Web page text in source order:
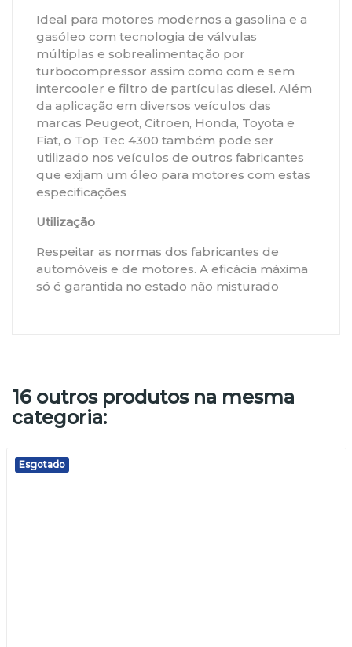
Ideal para motores modernos a gasolina e a
gasóleo com tecnologia de válvulas
múltiplas e sobrealimentação por
turbocompressor assim como com e sem
intercooler e filtro de partículas diesel. Além
da aplicação em diversos veículos das
marcas Peugeot, Citroen, Honda, Toyota e
Fiat, o Top Tec 4300 também pode ser
utilizado nos veículos de outros fabricantes
que exijam um óleo para motores com estas
especificações
Utilização
Respeitar as normas dos fabricantes de
automóveis e de motores. A eficácia máxima
só é garantida no estado não misturado
16 outros produtos na mesma
categoria:
Esgotado